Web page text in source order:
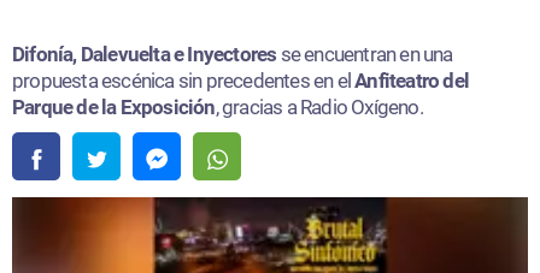
Difonía, Dalevuelta e Inyectores se encuentran en una
propuesta escénica sin precedentes en elAnfiteatro del
Parque de la Exposición, gracias a Radio Oxígeno.